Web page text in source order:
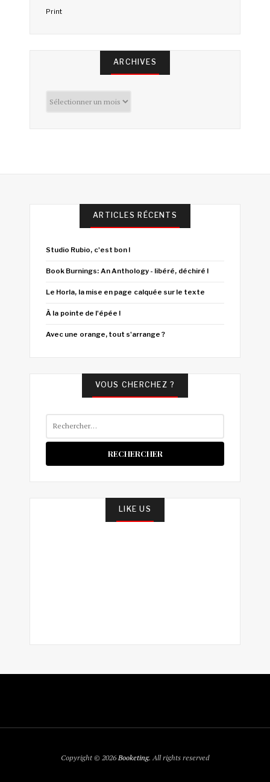
Print
ARCHIVES
ARTICLES RÉCENTS
Studio Rubio, c'est bon !
Book Burnings: An Anthology - libéré, déchiré !
Le Horla, la mise en page calquée sur le texte
À la pointe de l'épée !
Avec une orange, tout s'arrange ?
VOUS CHERCHEZ ?
LIKE US
Copyright © 2026Booketing. All rights reserved